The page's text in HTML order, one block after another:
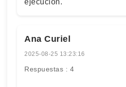
ejecución.
Ana Curiel
2025-08-25 13:23:16
Respuestas : 4